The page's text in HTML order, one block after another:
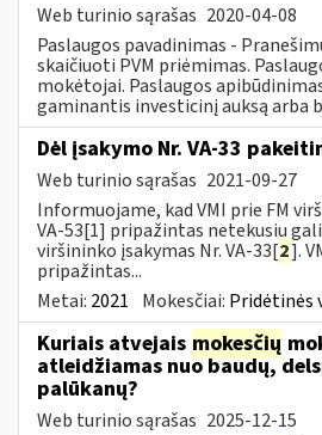
Web turinio sąrašas 2020-04-08
Paslaugos pavadinimas -
skaičiuoti PVM priėmimas.
mokėtojai. Paslaugos
gaminantis investicinį auksą arba
Dėl įsakymo Nr. VA-33
Web turinio sąrašas 2021-09-27
Informuojame, kad VMI prie FM
VA-53[1] pripažintas netekusiu
viršininko įsakymas Nr. VA-33[2].
pripažintas...
Metai: 2021 Mokesčiai: Pridėtinės
Kuriais atvejais mokesčių
atleidžiamas nuo baudų,
palūkanų?
Web turinio sąrašas 2025-12-15